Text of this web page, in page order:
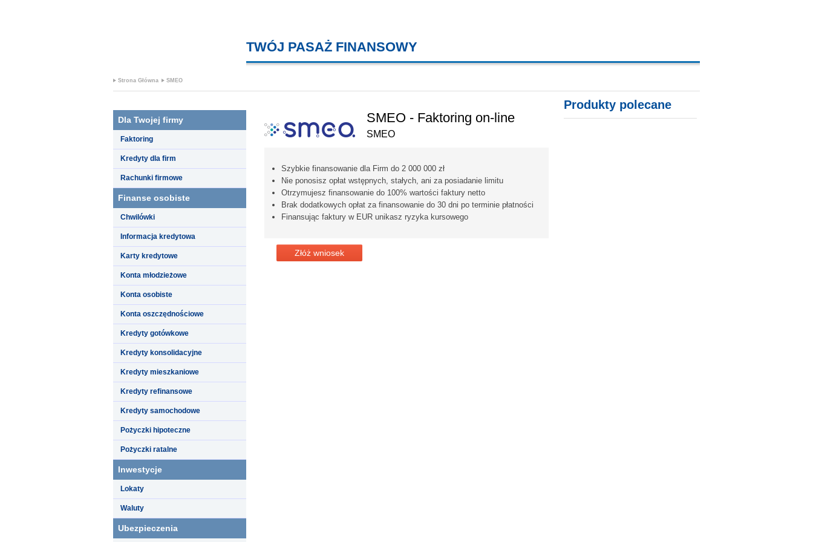
TWÓJ PASAŻ FINANSOWY
Strona Główna SMEO
Dla Twojej firmy
Faktoring
Kredyty dla firm
Rachunki firmowe
Finanse osobiste
Chwilówki
Informacja kredytowa
Karty kredytowe
Konta młodzieżowe
Konta osobiste
Konta oszczędnościowe
Kredyty gotówkowe
Kredyty konsolidacyjne
Kredyty mieszkaniowe
Kredyty refinansowe
Kredyty samochodowe
Pożyczki hipoteczne
Pożyczki ratalne
Inwestycje
Lokaty
Waluty
Ubezpieczenia
SMEO - Faktoring on-line
SMEO
Szybkie finansowanie dla Firm do 2 000 000 zł
Nie ponosisz opłat wstępnych, stałych, ani za posiadanie limitu
Otrzymujesz finansowanie do 100% wartości faktury netto
Brak dodatkowych opłat za finansowanie do 30 dni po terminie płatności
Finansując faktury w EUR unikasz ryzyka kursowego
Złóż wniosek
Produkty polecane